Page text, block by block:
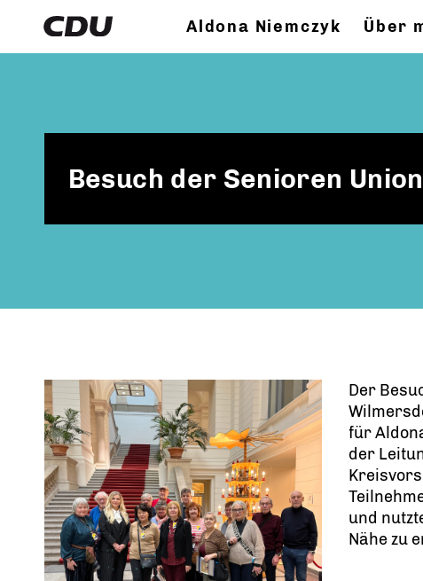
Aldona Niemczyk Über
Besuch der Senioren
Der
für
der
und
Nähe zu